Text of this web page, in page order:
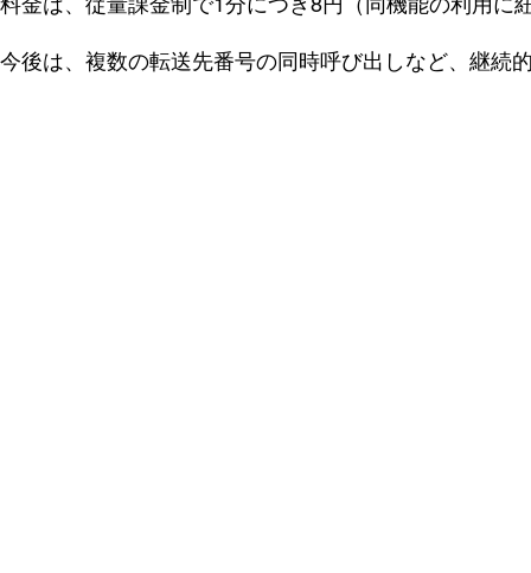
今後は、複数の転送先番号の同時呼び出しなど、継続